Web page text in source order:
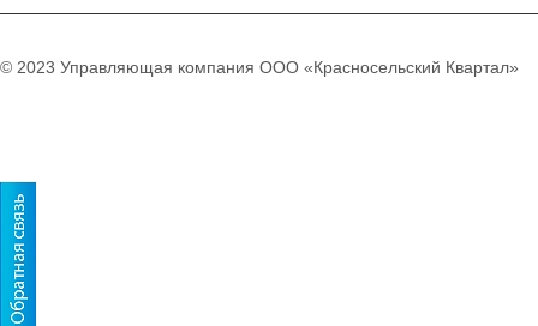
© 2023 Управляющая компания ООО «Красносельский Квартал»